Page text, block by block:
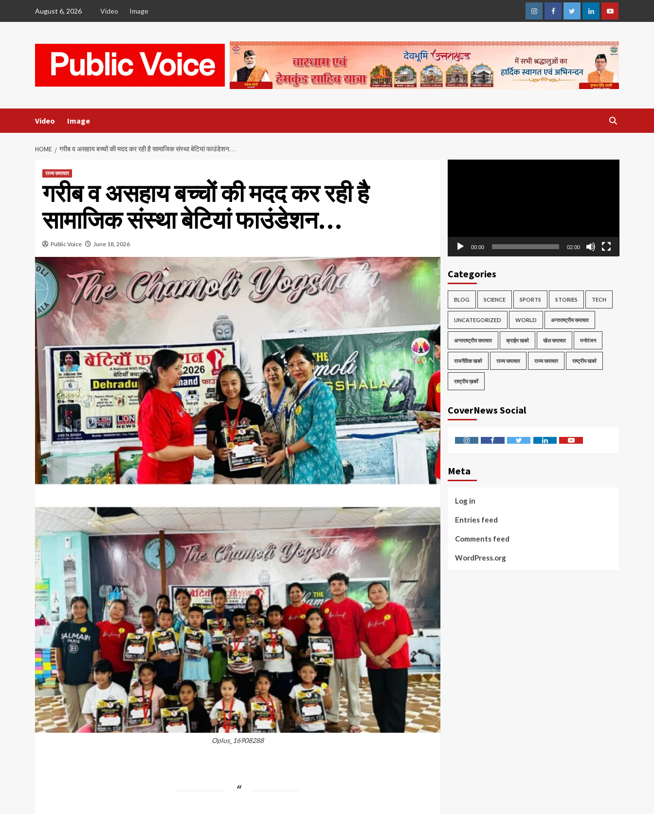
August 6, 2026 Video Image
InstagramFacebookTwitterLinkedinYoutube
Video Image
HOME गरीब व असहाय बच्चों की मदद कर रही है सामाजिक संस्था बेटियां फाउंडेशन…
राज्य समाचार
गरीब व असहाय बच्चों की मदद कर रही है
सामाजिक संस्था बेटियां फाउंडेशन…
Public Voice June 18, 2026
Oplus_16908288
00:00 02:00
Categories
BLOG SCIENCE SPORTS STORIES TECH
UNCATEGORIZED WORLD अन्तराष्ट्रीय समाचार
अन्तराष्ट्रीय समाचार क्राईम खबरे खेल समाचार मनोरंजन
राजनैतिक खबरे राज्य समाचार राज्य समाचार राष्ट्रीय खबरे
राष्ट्रीय ख़बरें
CoverNews Social
InstagramFacebookTwitter LinkedinYoutube
Meta
Log in
Entries feed
Comments feed
WordPress.org